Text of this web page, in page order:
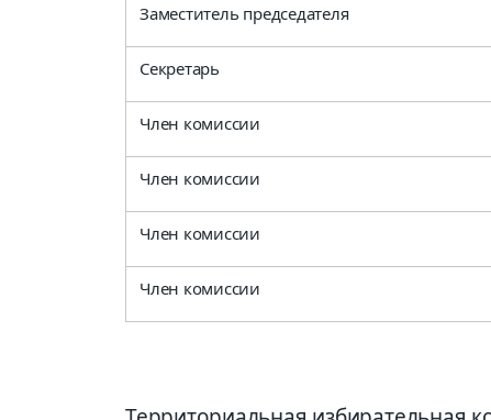
Заместитель председателя
Секретарь
Член комиссии
Член комиссии
Член комиссии
Член комиссии